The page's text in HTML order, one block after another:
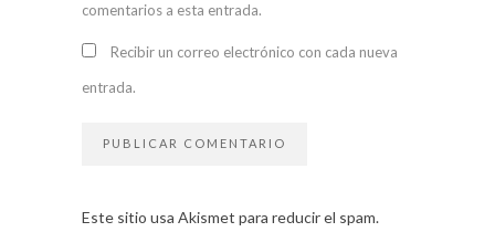
comentarios a esta entrada.
Recibir un correo electrónico con cada nueva
entrada.
Este sitio usa Akismet para reducir el spam.